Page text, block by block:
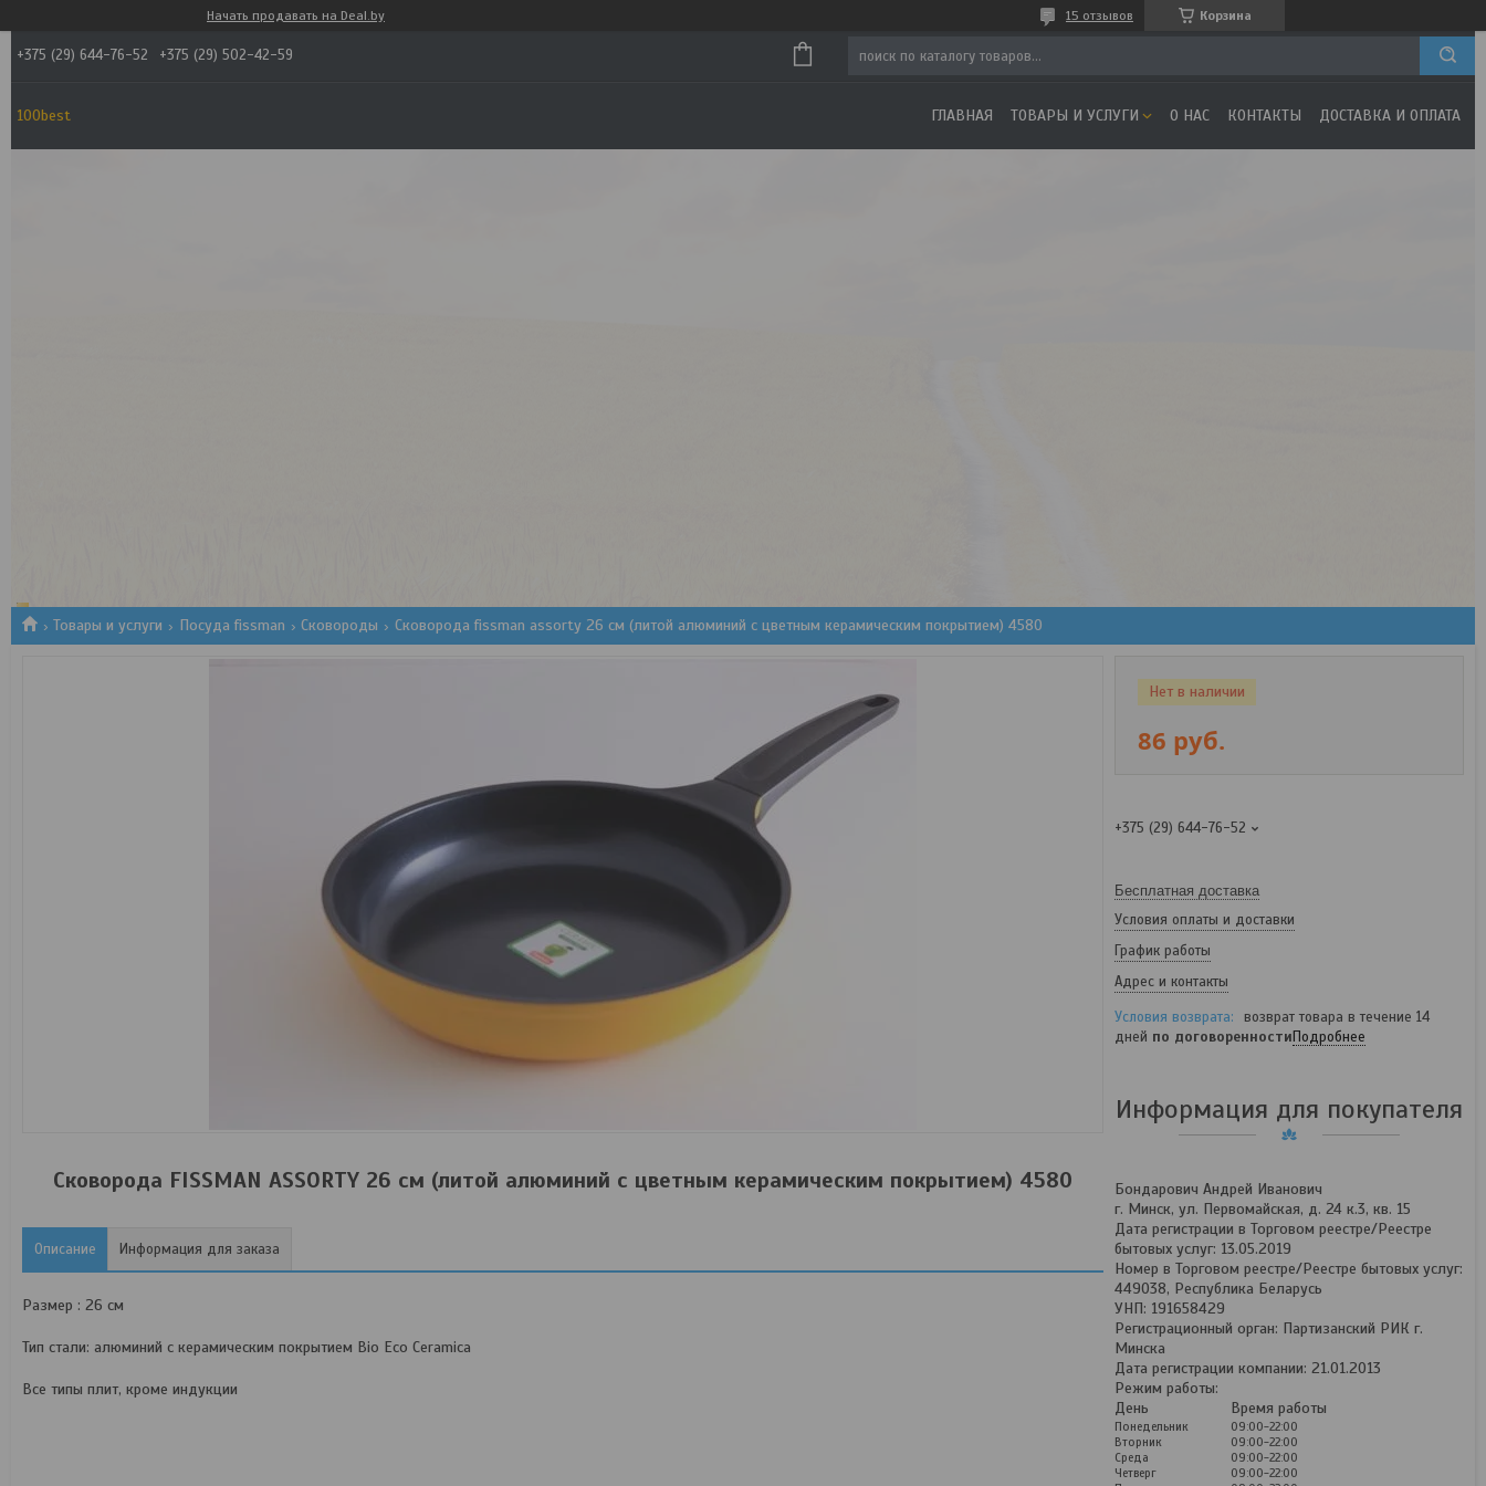
Начать продавать на Deal.by Корзина
15 отзывов
+375 (29) 644-76-52 +375 (29) 502-42-59
100best ГЛАВНАЯ ТОВАРЫ И УСЛУГИ О НАС КОНТАКТЫ ДОСТАВКА И ОПЛАТА
Товары и услуги Посуда fissman Сковороды Cковорода fissman assorty 26 см (литой алюминий с цветным керамическим покрытием) 4580
Cковорода FISSMAN ASSORTY 26 см (литой алюминий с цветным керамическим покрытием) 4580
Описание Информация для заказа
Размер : 26 см
Тип стали: алюминий с керамическим покрытием Bio Eco Ceramica
Все типы плит, кроме индукции
Нет в наличии
86 руб.
+375 (29) 644-76-52
Бесплатная доставка
Условия оплаты и доставки
График работы
Адрес и контакты
возврат товара в течение 14
дней по договоренностиПодробнее
Информация для покупателя
Бондарович Андрей Иванович
г. Минск, ул. Первомайская, д. 24 к.3, кв. 15
Дата регистрации в Торговом реестре/Реестре
бытовых услуг: 13.05.2019
Номер в Торговом реестре/Реестре бытовых услуг:
449038, Республика Беларусь
УНП: 191658429
Регистрационный орган: Партизанский РИК г.
Минска
Дата регистрации компании: 21.01.2013
Режим работы:
День
Время работы
Понедельник
09:00-22:00
Вторник
09:00-22:00
Среда
09:00-22:00
Четверг
09:00-22:00